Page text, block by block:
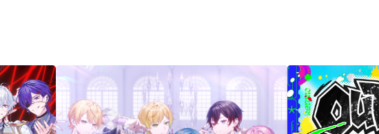
騎士X - Knight X - めておら - Meteorites -